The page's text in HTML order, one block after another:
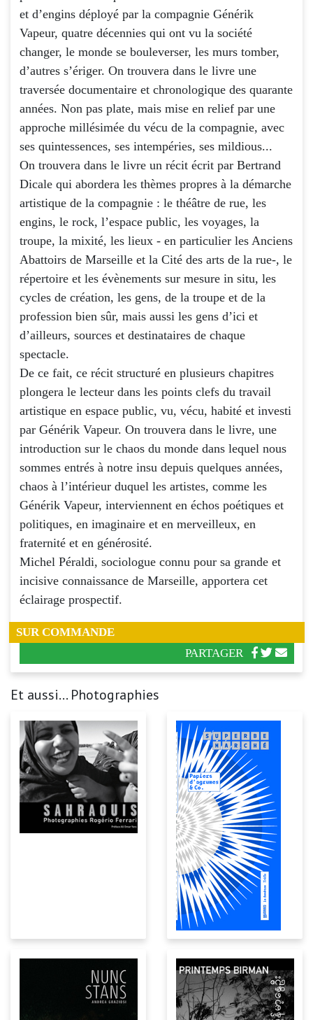
et d’engins déployé par la compagnie Générik
Vapeur, quatre décennies qui ont vu la société
changer, le monde se bouleverser, les murs tomber,
d’autres s’ériger. On trouvera dans le livre une
traversée documentaire et chronologique des quarante
années. Non pas plate, mais mise en relief par une
approche millésimée du vécu de la compagnie, avec
ses quintessences, ses intempéries, ses mildious...
On trouvera dans le livre un récit écrit par Bertrand
Dicale qui abordera les thèmes propres à la démarche
artistique de la compagnie : le théâtre de rue, les
engins, le rock, l’espace public, les voyages, la
troupe, la mixité, les lieux - en particulier les Anciens
Abattoirs de Marseille et la Cité des arts de la rue-, le
répertoire et les évènements sur mesure in situ, les
cycles de création, les gens, de la troupe et de la
profession bien sûr, mais aussi les gens d’ici et
d’ailleurs, sources et destinataires de chaque
spectacle.
De ce fait, ce récit structuré en plusieurs chapitres
plongera le lecteur dans les points clefs du travail
artistique en espace public, vu, vécu, habité et investi
par Générik Vapeur. On trouvera dans le livre, une
introduction sur le chaos du monde dans lequel nous
sommes entrés à notre insu depuis quelques années,
chaos à l’intérieur duquel les artistes, comme les
Générik Vapeur, interviennent en échos poétiques et
politiques, en imaginaire et en merveilleux, en
fraternité et en générosité.
Michel Péraldi, sociologue connu pour sa grande et
incisive connaissance de Marseille, apportera cet
éclairage prospectif.
SUR COMMANDE
PARTAGER
Et aussi... Photographies